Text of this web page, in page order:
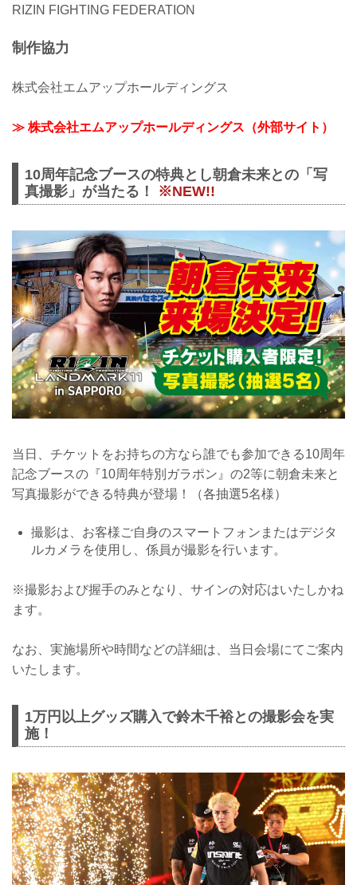
RIZIN FIGHTING FEDERATION
制作協力
株式会社エムアップホールディングス
≫ 株式会社エムアップホールディングス（外部サイト）
10周年記念ブースの特典とし朝倉未来との「写
真撮影」が当たる！ ※NEW!!
当日、チケットをお持ちの方なら誰でも参加できる10周年
記念ブースの『10周年特別ガラポン』の2等に朝倉未来と
写真撮影ができる特典が登場！（各抽選5名様）
撮影は、お客様ご自身のスマートフォンまたはデジタ
ルカメラを使用し、係員が撮影を行います。
※撮影および握手のみとなり、サインの対応はいたしかね
ます。
なお、実施場所や時間などの詳細は、当日会場にてご案内
いたします。
1万円以上グッズ購入で鈴木千裕との撮影会を実
施！